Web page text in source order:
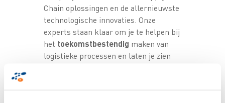
Chain oplossingen en de allernieuwste
technologische innovaties. Onze
experts staan klaar om je te helpen bij
het toekomstbestendig maken van
logistieke processen en laten je zien